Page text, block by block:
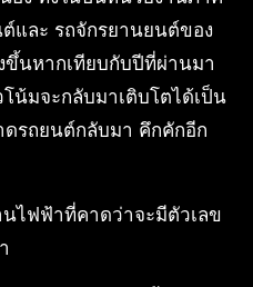
และ รถจักรยานยนต์ของ
ขึ้นหากเทียบกับปีที่ผ่านมา
น้มจะกลับมาเติบโตได้เป็น
ดรถยนต์กลับมา คึกคักอีก
ไฟฟ้าที่คาดว่าจะมีตัวเลข